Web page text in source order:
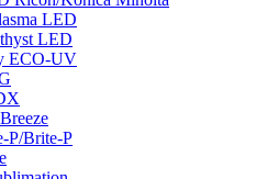
LED
LED
ECO-UV
P/Brite-P